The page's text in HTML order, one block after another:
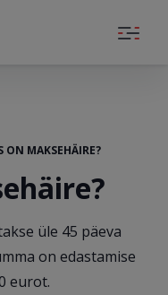
ON MAKSEHÄIRE?
üle 45 päeva
on edastamise
eurot.